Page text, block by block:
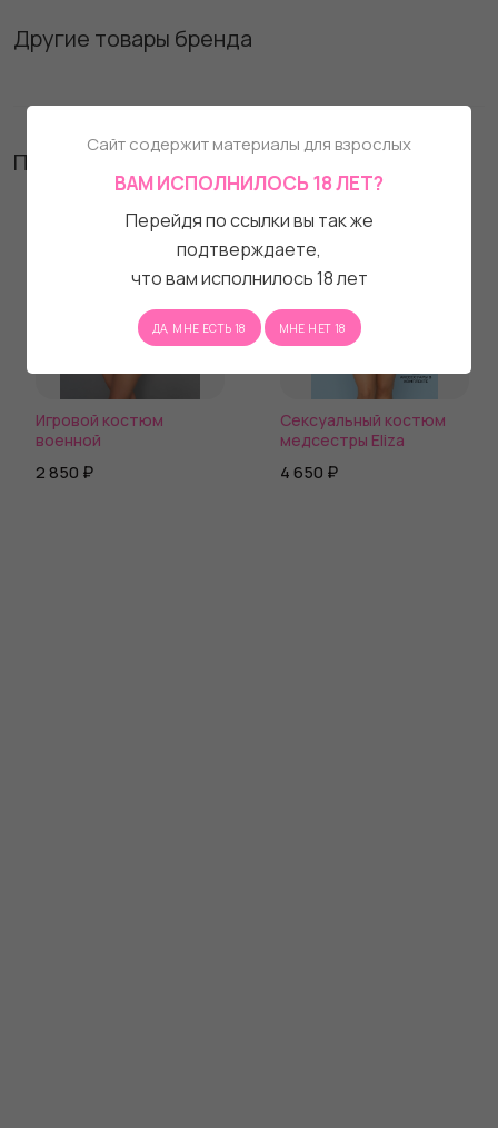
Другие товары бренда
Похожие товары
Игровой костюм
военной
2 850 ₽
Сексуальный костюм
медсестры Eliza
4 650 ₽
Сайт содержит материалы для взрослых
ВАМ ИСПОЛНИЛОСЬ 18 ЛЕТ?
Перейдя по ссылки вы так же
подтверждаете,
что вам исполнилось 18 лет
ДА, МНЕ ЕСТЬ 18 МНЕ НЕТ 18